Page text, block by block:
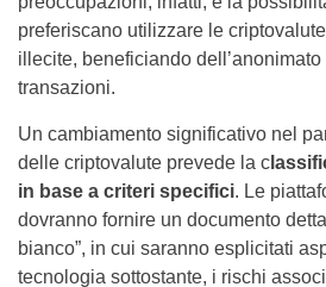
preferiscano utilizzare le
illecite, beneficiando
transazioni.
Un cambiamento significativo nel
delle criptovalute prevede la c
in base a criteri specifici. Le
dovranno fornire un documento
bianco”, in cui saranno esplicitati
tecnologia sottostante, i rischi